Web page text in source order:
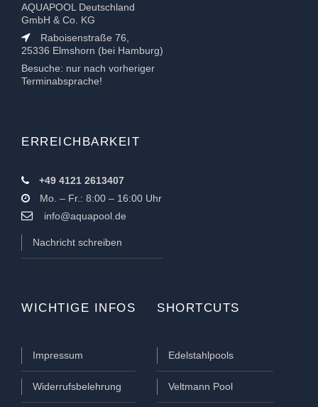
AQUAPOOL Deutschland
GmbH & Co. KG
Raboisenstraße 76,
25336 Elmshorn (bei Hamburg)
Besuche: nur nach vorheriger
Terminabsprache!
ERREICHBARKEIT
+49 4121 2613407
Mo. – Fr.: 8:00 – 16:00 Uhr
info@aquapool.de
Nachricht schreiben
WICHTIGE INFOS
Impressum
Widerrufsbelehrung
SHORTCUTS
Edelstahlpools
Veltmann Pool